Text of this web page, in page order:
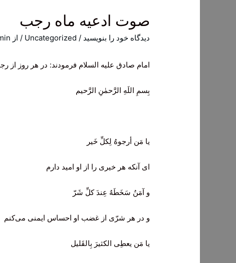
صوت ادعیه ماه رجب
دیدگاه‌ خود را بنویسید /
Uncategorized / از
امام صادق عليه السلام فرمودند: در هر روز
بِسمِ اللَهِ الرَّحمٰنِ الرَّحيم
يا مَن أرجوهُ لِكلِّ خَير
ای آنکه هر خیری را از او امید دارم
و آمَنُ سَخَطَهُ عِندَ كلِّ شَرّ
و در هر شرّی از غضب او احساس ایمنی می‌کنم
يا مَن يعطِى الكثيرَ بِالقَليل